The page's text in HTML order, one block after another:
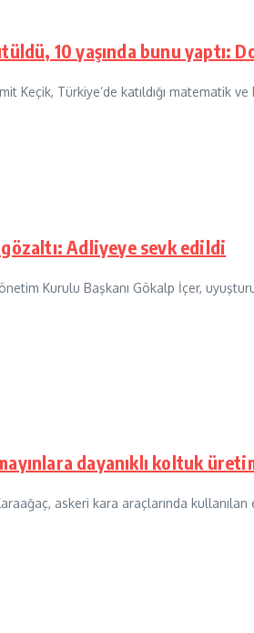
10 yaşında bunu yaptı:
Keçik, Türkiye’de katıldığı
gözaltı: Adliyeye sevk edildi
Kurulu Başkanı Gökalp İçer,
dayanıklı koltuk
askeri kara araçlarında